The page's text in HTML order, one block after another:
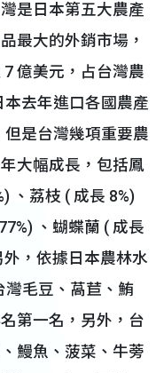
是日本第五大農產
最大的外銷市場，
億美元，占台灣農
本去年進口各國農產
但是台灣幾項重要農
大幅成長，包括鳳
、荔枝 ( 成長 8%)
、蝴蝶蘭 ( 成長
外，依據日本農林水
灣毛豆、萵苣、鮪
第一名，另外，台
鰻魚、菠菜、牛蒡